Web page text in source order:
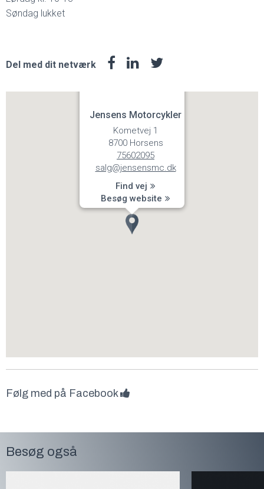
Søndag lukket
Del med dit netværk
Jensens Motorcykler
Kometvej 1
8700 Horsens
75602095
salg@jensensmc.dk
Find vej
Besøg website
Følg med på Facebook
Besøg også